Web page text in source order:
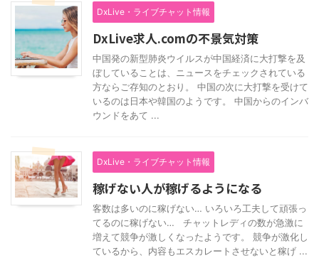
DxLive・ライブチャット情報
DxLive求人.comの不景気対策
中国発の新型肺炎ウイルスが中国経済に大打撃を及
ぼしていることは、ニュースをチェックされている
方ならご存知のとおり。 中国の次に大打撃を受けて
いるのは日本や韓国のようです。 中国からのインバ
ウンドをあて ...
DxLive・ライブチャット情報
稼げない人が稼げるようになる
客数は多いのに稼げない… いろいろ工夫して頑張っ
てるのに稼げない… チャットレディの数が急激に
増えて競争が激しくなったようです。 競争が激化し
ているから、内容もエスカレートさせないと稼げ ...